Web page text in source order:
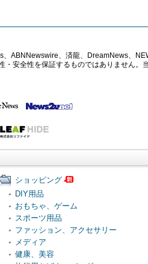
、ABNNewswire、済龍、DreamNews、
・安全性を保証するものではありません。
ショッピング
DIY用品
おもちゃ、ゲーム
スポーツ用品
ファッション、アクセサリー
メディア
健康、美容